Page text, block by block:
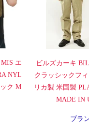
MIS エ
NYL
ク M
ビルズカーキ
クラッシックフ
リカ製 米国製
MADE IN
ブラ